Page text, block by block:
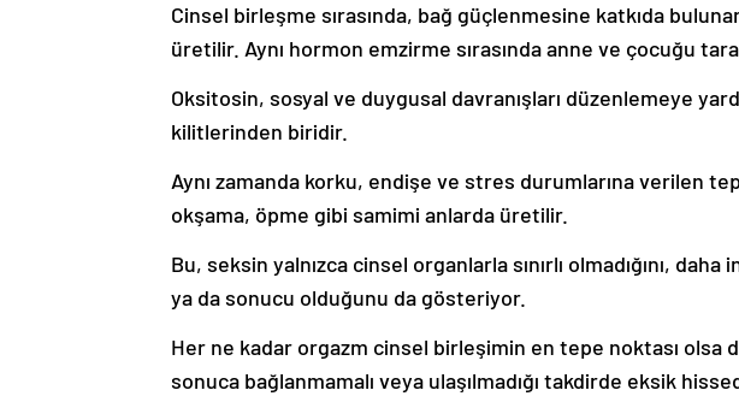
Cinsel birleşme sırasında, bağ güçlenmesine katkıda
üretilir. Aynı hormon emzirme sırasında anne ve çocuğu
Oksitosin, sosyal ve duygusal davranışları düzenlemeye
kilitlerinden biridir.
Aynı zamanda korku, endişe ve stres durumlarına verilen
okşama, öpme gibi samimi anlarda üretilir.
Bu, seksin yalnızca cinsel organlarla sınırlı olmadığını,
ya da sonucu olduğunu da gösteriyor.
Her ne kadar orgazm cinsel birleşimin en tepe noktası olsa
sonuca bağlanmamalı veya ulaşılmadığı takdirde eksik